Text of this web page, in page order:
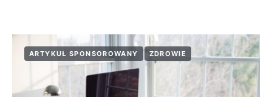
ARTYKUŁ SPONSOROWANY ZDROWIE